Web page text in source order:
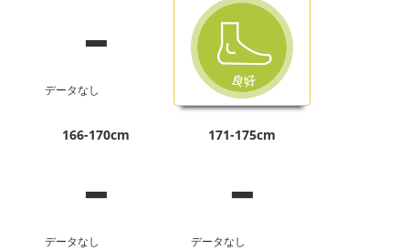
-
データなし
166-170cm
-
データなし
171-175cm
-
データなし